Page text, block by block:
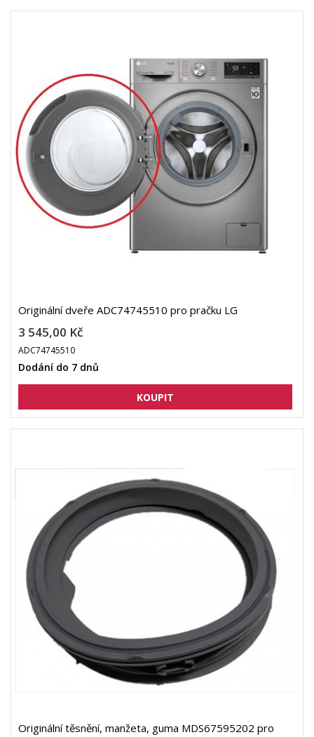
Originální dveře ADC74745510 pro pračku LG
3 545,00 Kč
ADC74745510
Dodání do 7 dnů
Originální těsnění, manžeta, guma MDS67595202 pro